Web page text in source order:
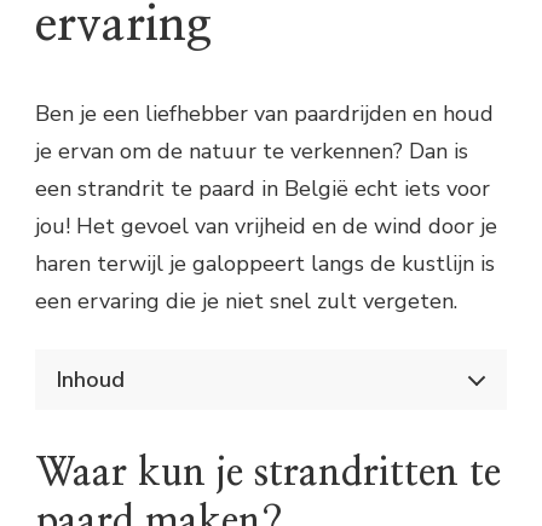
ervaring
Ben je een liefhebber van paardrijden en houd
je ervan om de natuur te verkennen? Dan is
een strandrit te paard in België echt iets voor
jou! Het gevoel van vrijheid en de wind door je
haren terwijl je galoppeert langs de kustlijn is
een ervaring die je niet snel zult vergeten.
Inhoud
Waar kun je strandritten te paard maken?
Wat kun je verwachten tijdens een
Waar kun je strandritten te